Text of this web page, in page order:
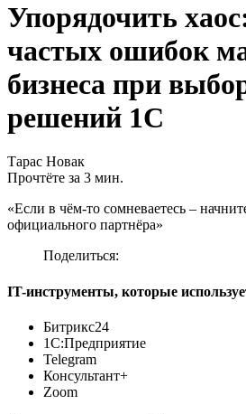
Упорядочить
частых ошибок
бизнеса при
решений 1С
Тарас Новак
Прочтёте за 3 мин.
«Если в чём-то сомневаетесь –
официального партнёра»
Поделиться:
IT-инструменты, которые
Битрикс24
1С:Предприятие
Telegram
Консультант+
Zoom